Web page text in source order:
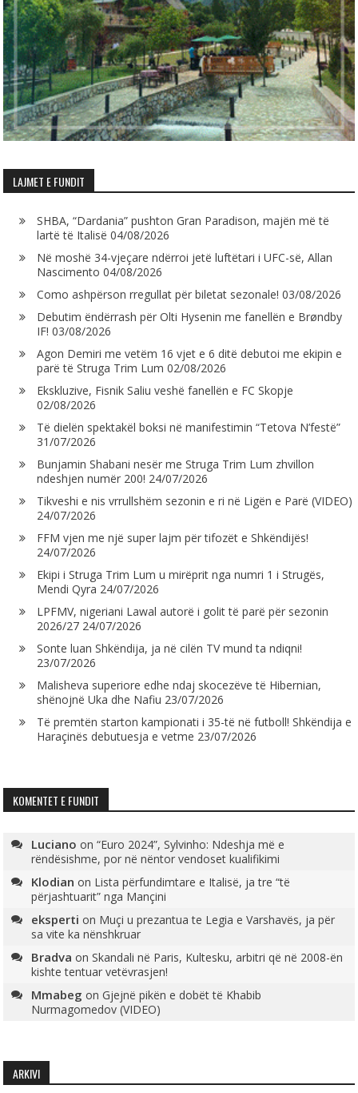
LAJMET E FUNDIT
SHBA, “Dardania” pushton Gran Paradison, majën më të
lartë të Italisë 04/08/2026
Në moshë 34-vjeçare ndërroi jetë luftëtari i UFC-së, Allan
Nascimento 04/08/2026
Como ashpërson rregullat për biletat sezonale! 03/08/2026
Debutim ëndërrash për Olti Hysenin me fanellën e Brøndby
IF! 03/08/2026
Agon Demiri me vetëm 16 vjet e 6 ditë debutoi me ekipin e
parë të Struga Trim Lum 02/08/2026
Ekskluzive, Fisnik Saliu veshë fanellën e FC Skopje
02/08/2026
Të dielën spektakël boksi në manifestimin “Tetova N’festë”
31/07/2026
Bunjamin Shabani nesër me Struga Trim Lum zhvillon
ndeshjen numër 200! 24/07/2026
Tikveshi e nis vrrullshëm sezonin e ri në Ligën e Parë (VIDEO)
24/07/2026
FFM vjen me një super lajm për tifozët e Shkëndijës!
24/07/2026
Ekipi i Struga Trim Lum u mirëprit nga numri 1 i Strugës,
Mendi Qyra 24/07/2026
LPFMV, nigeriani Lawal autorë i golit të parë për sezonin
2026/27 24/07/2026
Sonte luan Shkëndija, ja në cilën TV mund ta ndiqni!
23/07/2026
Malisheva superiore edhe ndaj skocezëve të Hibernian,
shënojnë Uka dhe Nafiu 23/07/2026
Të premtën starton kampionati i 35-të në futboll! Shkëndija e
Haraçinës debutuesja e vetme 23/07/2026
KOMENTET E FUNDIT
Luciano on“Euro 2024”, Sylvinho: Ndeshja më e
rëndësishme, por në nëntor vendoset kualifikimi
Klodian on Lista përfundimtare e Italisë, ja tre “të
përjashtuarit” nga Mançini
eksperti on Muçi u prezantua te Legia e Varshavës, ja për
sa vite ka nënshkruar
Bradva onSkandali në Paris, Kultesku, arbitri që në 2008-ën
kishte tentuar vetëvrasjen!
Mmabeg onGjejnë pikën e dobët të Khabib
Nurmagomedov (VIDEO)
ARKIVI